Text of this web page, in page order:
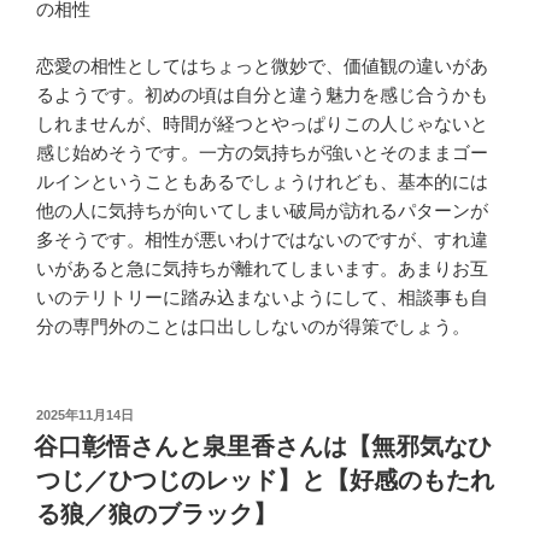
の相性
恋愛の相性としてはちょっと微妙で、価値観の違いがあ
るようです。初めの頃は自分と違う魅力を感じ合うかも
しれませんが、時間が経つとやっぱりこの人じゃないと
感じ始めそうです。一方の気持ちが強いとそのままゴー
ルインということもあるでしょうけれども、基本的には
他の人に気持ちが向いてしまい破局が訪れるパターンが
多そうです。相性が悪いわけではないのですが、すれ違
いがあると急に気持ちが離れてしまいます。あまりお互
いのテリトリーに踏み込まないようにして、相談事も自
分の専門外のことは口出ししないのが得策でしょう。
投
稿
日:
2025年11月14日
谷口彰悟さんと泉里香さんは【無邪気なひ
つじ／ひつじのレッド】と【好感のもたれ
る狼／狼のブラック】